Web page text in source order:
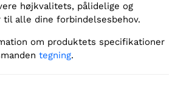
højkvalitets, pålidelige og
til alle dine forbindelsesbehov.
om produktets specifikationer
tegning.